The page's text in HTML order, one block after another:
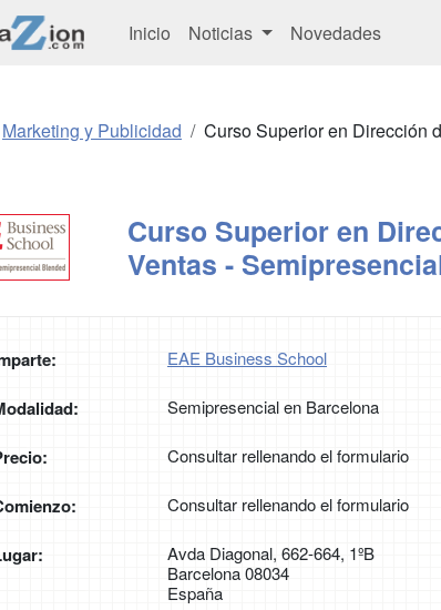
Inicio Noticias Novedades
Marketing y Publicidad Curso Superior en Dirección
Curso Superior en
Ventas -
EAE Business School
Semipresencial en Barcelona
Consultar rellenando el formulario
Consultar rellenando el formulario
Avda Diagonal, 662-664, 1ºB
Barcelona 08034
España